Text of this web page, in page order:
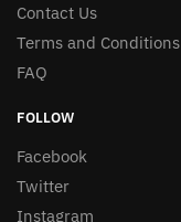
Contact Us
Terms and Conditions
FAQ
FOLLOW
Facebook
Twitter
Instagram